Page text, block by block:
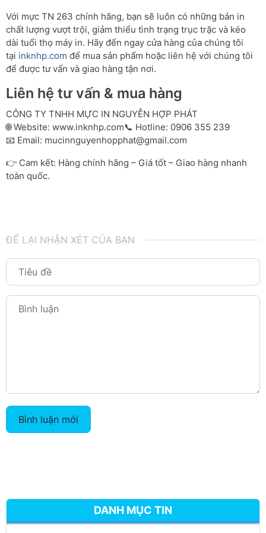
Với mực TN 263 chính hãng, bạn sẽ luôn có những bản in
chất lượng vượt trội, giảm thiểu tình trạng trục trặc và kéo
dài tuổi thọ máy in. Hãy đến ngay cửa hàng của chúng tôi
tại inknhp.com để mua sản phẩm hoặc liên hệ với chúng tôi
để được tư vấn và giao hàng tận nơi.
Liên hệ tư vấn & mua hàng
CÔNG TY TNHH MỰC IN NGUYỄN HỢP PHÁT
🌐 Website: www.inknhp.com📞 Hotline: 0906 355 239
📧 Email: mucinnguyenhopphat@gmail.com
👉 Cam kết: Hàng chính hãng – Giá tốt – Giao hàng nhanh
toàn quốc.
ĐỂ LẠI NHẬN XÉT CỦA BẠN
Bình luận mới
DANH MỤC TIN